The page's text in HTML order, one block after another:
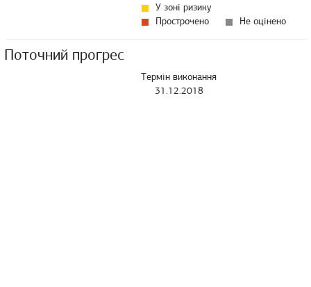
У зоні ризику
Прострочено
Не оцінено
Поточний прогрес
Термін виконання
31.12.2018